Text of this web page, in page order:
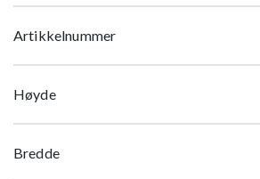
Artikkelnummer
Høyde
Bredde